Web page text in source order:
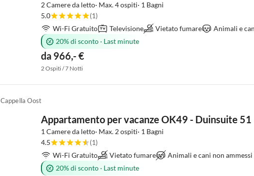
2 Camere da letto· Max. 4 ospiti· 1 Bagni
5.0
(1)
Wi-Fi Gratuito
Televisione Vietato fumare Animali e
20% di sconto · Last minute
da 966,- €
2 Ospiti / 7 Notti
Cappella Oost
Appartamento per vacanze OK49 - Duinsuite 51
1 Camere da letto· Max. 2 ospiti· 1 Bagni
4.5
(1)
Wi-Fi Gratuito
Vietato fumare
Animali e cani non ammessi
20% di sconto · Last minute